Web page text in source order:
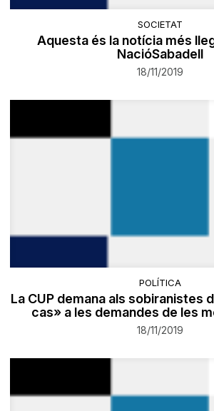
SOCIETAT
Aquesta és la notícia més
NacióSabadell
18/11/2019
POLÍTICA
La CUP demana als sobiranistes
cas» a les demandes de les
18/11/2019